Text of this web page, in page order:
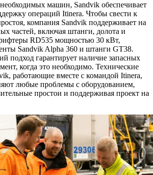
машин, Sandvik обеспечивает
операций Itinera. Чтобы свести к
компания Sandvik поддерживает на
частей, включая штанги, долота и
RD535 мощностью 30 кВт,
Sandvik Alpha 360 и штанги GT38.
подход гарантирует наличие запасных
когда это необходимо. Технические
работающие вместе с командой Itinera,
любые проблемы с оборудованием,
простои и поддерживая проект на